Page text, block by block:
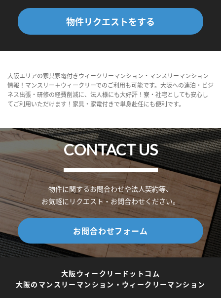
物件リクエストをする
大阪エリアの家具家電付きウィークリーマンション・マンスリーマンション
情報！マンスリー＋ウィークリーでのご利用も可能です。大阪への連泊・ビジ
ネス出張・研修の経費削減に、法人様にも大好評！寮・社宅としても安心し
てご利用いただけます！家具・家電付きで単身赴任にも便利です。
CONTACT US
物件に関するお問合わせや法人契約等、
お気軽にリクエスト・お問合わせください。
お問合わせフォーム
大阪ウィークリードットコム
大阪のマンスリーマンション・ウィークリーマンション